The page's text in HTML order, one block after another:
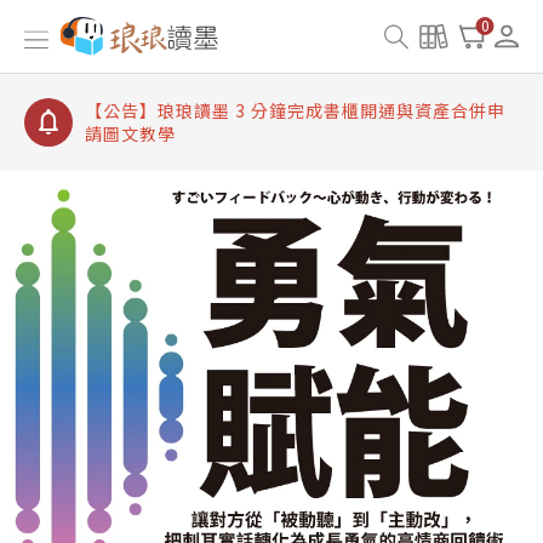
0
【公告】琅琅讀墨書櫃開通常見問題
【公告】琅琅讀墨 3 分鐘完成書櫃開通與資產合併申
【公告】琅琅書店服務升級重要說明及資產合併結果
查詢